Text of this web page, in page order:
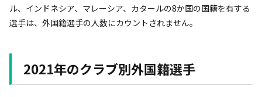
ル、インドネシア、マレーシア、カタールの8か国の国籍を有する
選手は、外国籍選手の人数にカウントされません。
2021年のクラブ別外国籍選手